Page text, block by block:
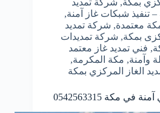
بمكة, شركة تمديد
تنفيذ شبكات غاز آمنة,
معتمدة, شركة تمديد
بمكة, شركة تمديدات
, فني تمديد غاز معتمد
وآمنة, مكة المكرمة,
الغاز المركزي بمكة
مكة 0542563315